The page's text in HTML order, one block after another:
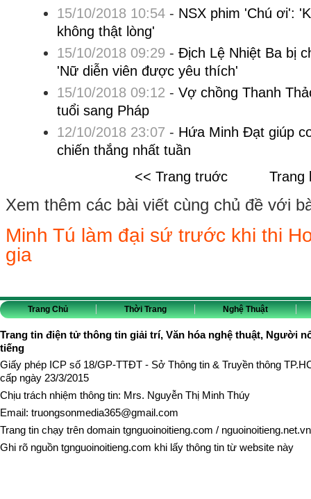
15/10/2018 10:54- NSX phim 'Chú ơi':
không thật lòng'
15/10/2018 09:29 - Địch Lệ Nhiệt Ba bị
'Nữ diễn viên được yêu thích'
15/10/2018 09:12 - Vợ chồng Thanh
tuổi sang Pháp
12/10/2018 23:07 - Hứa Minh Đạt giúp
chiến thắng nhất tuần
<< Trang truớc
Trang
Xem thêm các bài viết cùng chủ đề với
Minh Tú làm đại sứ trước khi thi
gia
Trang Chủ Thời Trang Nghệ Thuật
Trang tin điện tử thông tin giải trí, Văn hóa nghệ thuật, Người
tiếng
Giấy phép ICP số 18/GP-TTĐT - Sở Thông tin & Truyền thông
cấp ngày 23/3/2015
Chịu trách nhiệm thông tin: Mrs. Nguyễn Thị Minh Thúy
Email: truongsonmedia365@gmail.com
Trang tin chạy trên domain tgnguoinoitieng.com / nguoinoitieng.net.vn
Ghi rõ nguồn tgnguoinoitieng.com khi lấy thông tin từ website này